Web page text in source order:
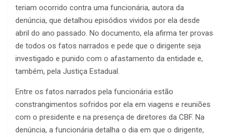
teriam ocorrido contra uma funcionária, autora da
denúncia, que detalhou episódios vividos por ela desde
abril do ano passado. No documento, ela afirma ter provas
de todos os fatos narrados e pede que o dirigente seja
investigado e punido com o afastamento da entidade e,
também, pela Justiça Estadual.
Entre os fatos narrados pela funcionária estão
constrangimentos sofridos por ela em viagens e reuniões
com o presidente e na presença de diretores da CBF. Na
denúncia, a funcionária detalha o dia em que o dirigente,